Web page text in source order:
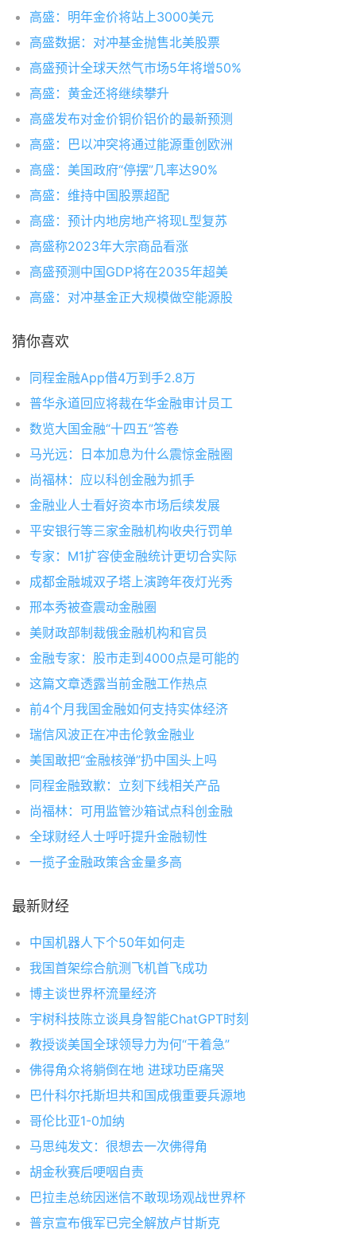
高盛：明年金价将站上3000美元
高盛数据：对冲基金抛售北美股票
高盛预计全球天然气市场5年将增50%
高盛：黄金还将继续攀升
高盛发布对金价铜价铝价的最新预测
高盛：巴以冲突将通过能源重创欧洲
高盛：美国政府“停摆”几率达90%
高盛：维持中国股票超配
高盛：预计内地房地产将现L型复苏
高盛称2023年大宗商品看涨
高盛预测中国GDP将在2035年超美
高盛：对冲基金正大规模做空能源股
猜你喜欢
同程金融App借4万到手2.8万
普华永道回应将裁在华金融审计员工
数览大国金融“十四五”答卷
马光远：日本加息为什么震惊金融圈
尚福林：应以科创金融为抓手
金融业人士看好资本市场后续发展
平安银行等三家金融机构收央行罚单
专家：M1扩容使金融统计更切合实际
成都金融城双子塔上演跨年夜灯光秀
邢本秀被查震动金融圈
美财政部制裁俄金融机构和官员
金融专家：股市走到4000点是可能的
这篇文章透露当前金融工作热点
前4个月我国金融如何支持实体经济
瑞信风波正在冲击伦敦金融业
美国敢把“金融核弹”扔中国头上吗
同程金融致歉：立刻下线相关产品
尚福林：可用监管沙箱试点科创金融
全球财经人士呼吁提升金融韧性
一揽子金融政策含金量多高
最新财经
中国机器人下个50年如何走
我国首架综合航测飞机首飞成功
博主谈世界杯流量经济
宇树科技陈立谈具身智能ChatGPT时刻
教授谈美国全球领导力为何“干着急”
佛得角众将躺倒在地 进球功臣痛哭
巴什科尔托斯坦共和国成俄重要兵源地
哥伦比亚1-0加纳
马思纯发文：很想去一次佛得角
胡金秋赛后哽咽自责
巴拉圭总统因迷信不敢现场观战世界杯
普京宣布俄军已完全解放卢甘斯克